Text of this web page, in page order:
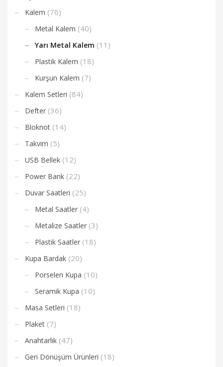
Kalem (76)
Metal Kalem (40)
Yarı Metal Kalem (11)
Plastik Kalem (18)
Kurşun Kalem (7)
Kalem Setleri (84)
Defter (36)
Bloknot (14)
Takvim (5)
USB Bellek (12)
Power Bank (22)
Duvar Saatleri (25)
Metal Saatler (4)
Metalize Saatler (3)
Plastik Saatler (18)
Kupa Bardak (20)
Porselen Kupa (10)
Seramik Kupa (10)
Masa Setleri (18)
Plaket (7)
Anahtarlık (47)
Geri Dönüşüm Ürünleri (18)